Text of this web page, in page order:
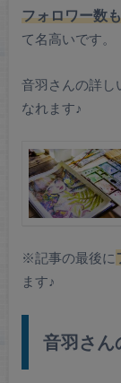
フォロワー数
て名高いです。
音羽さんの詳し
なれます♪
※記事の最後に
ます♪
音羽さん